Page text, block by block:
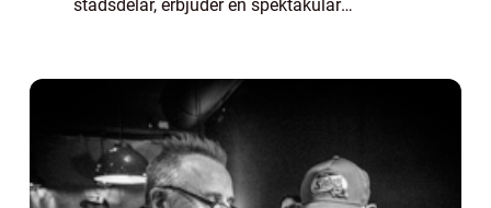
stadsdelar, erbjuder en spektakulär